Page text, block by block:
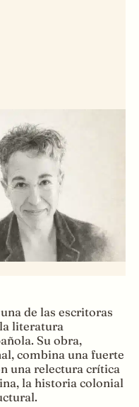
de las escritoras
literatura
Su obra,
combina una fuerte
una relectura crítica
la historia colonial